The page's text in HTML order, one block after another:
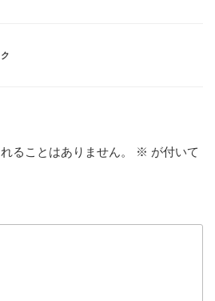
ることはありません。 ※ が付いて